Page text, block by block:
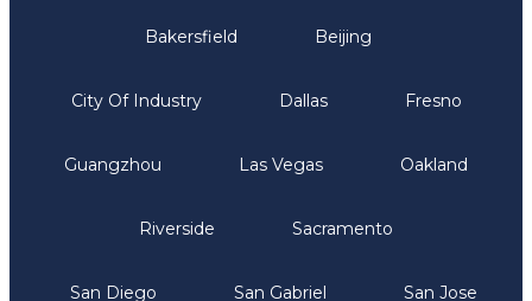
Bakersfield Beijing
City Of Industry Dallas Fresno
Guangzhou Las Vegas Oakland
Riverside Sacramento
San Diego San Gabriel San Jose